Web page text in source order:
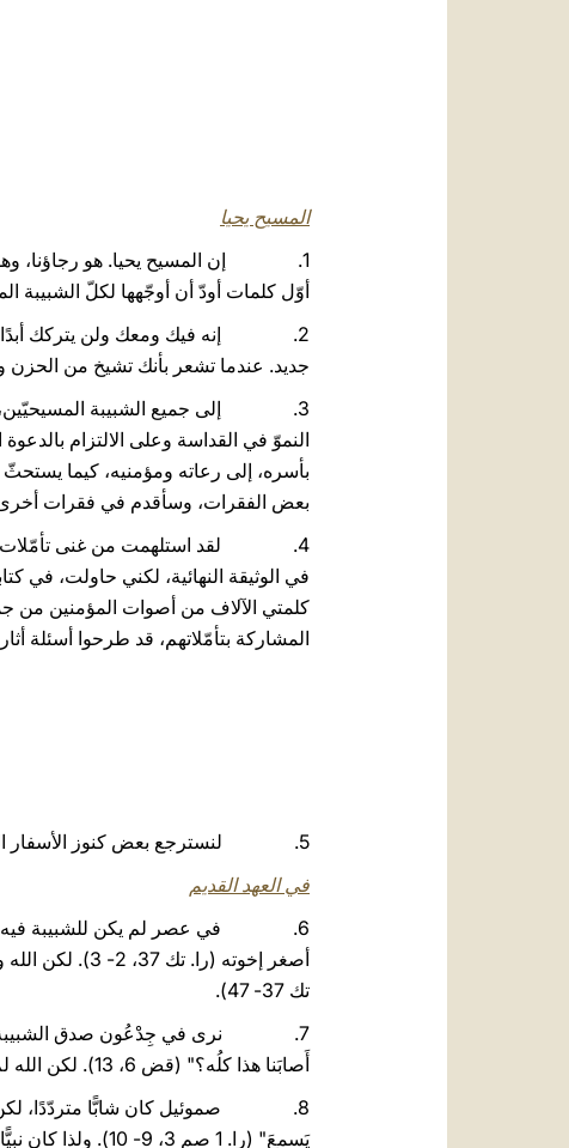
المسيح يحيا
1. إن المسيح يحيا. هو رجاؤنا، وهو
أوّل كلمات أودّ أن أوجّهها لكلّ الشبيبة
2. إنه فيك ومعك ولن يتركك أبدًا.
جديد. عندما تشعر بأنك تشيخ من
3. إلى جميع الشبيبة المسيحيّين،
النموّ في القداسة وعلى الالتزام
بأسره، إلى رعاته ومؤمنيه، كيما
بعض الفقرات، وسأقدم في فقرات أخرى،
4. لقد استلهمت من غنى تأمّلات
في الوثيقة النهائية، لكني حاولت، في
كلمتي الآلاف من أصوات المؤمنين من
المشاركة بتأمّلاتهم، قد طرحوا أسئلة
5. لنسترجع بعض كنوز الأسفار المقدّسة، التي تتحدّث كثيرًا عن الشبيبة، وعن كيف يذهب الربّ للقائهم.
في العهد القديم
6. في عصر لم يكن للشبيبة فيه
أصغر إخوته
تك 37- 47).
7. نرى في جِدْعُون صدق الشبيبة،
أَصابَنا هذا كلُه؟" (قض 6، 13). لكن الله لم ينزعج من هذا اللوم بل ضاعف الرهان عليه: "اِنطَلِقْ بِقُوَّتِكَ هذه وخَلِّصْ إِسْرائيلَ" (قض 6، 14).
8. صموئيل كان شابًّا متردّدًا، لكن
يَسمعَ" (را. 1 صم